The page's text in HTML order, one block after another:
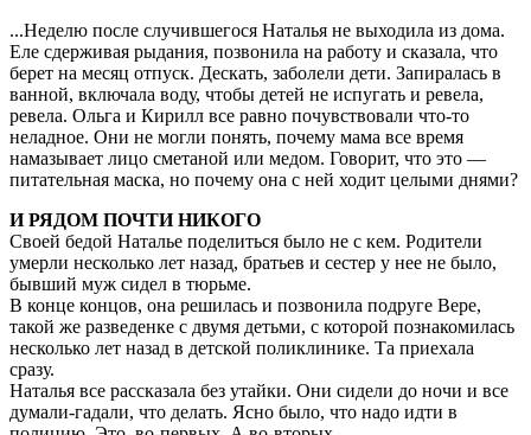
...Неделю после случившегося Наталья не выходила из дома.
Еле сдерживая рыдания, позвонила на работу и сказала, что
берет на месяц отпуск. Дескать, заболели дети. Запиралась в
ванной, включала воду, чтобы детей не испугать и ревела,
ревела. Ольга и Кирилл все равно почувствовали что-то
неладное. Они не могли понять, почему мама все время
намазывает лицо сметаной или медом. Говорит, что это —
питательная маска, но почему она с ней ходит целыми днями?
И РЯДОМ ПОЧТИ НИКОГО
Своей бедой Наталье поделиться было не с кем. Родители
умерли несколько лет назад, братьев и сестер у нее не было,
бывший муж сидел в тюрьме.
В конце концов, она решилась и позвонила подруге Вере,
такой же разведенке с двумя детьми, с которой познакомилась
несколько лет назад в детской поликлинике. Та приехала
сразу.
Наталья все рассказала без утайки. Они сидели до ночи и все
думали-гадали, что делать. Ясно было, что надо идти в